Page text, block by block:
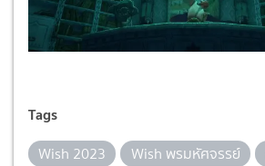
Tags
Wish 2023 Wish พรมหัศจรรย์